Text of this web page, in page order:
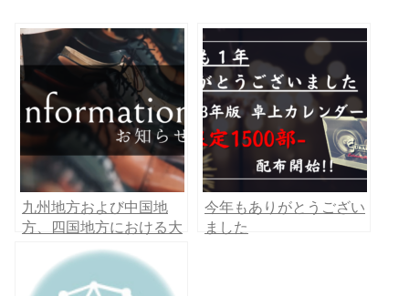
九州地方および中国地
方、四国地方における大
雨の影響について
今年もありがとうござい
ました